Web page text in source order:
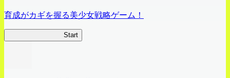
育成がカギを握る美少女戦略ゲーム！
Start